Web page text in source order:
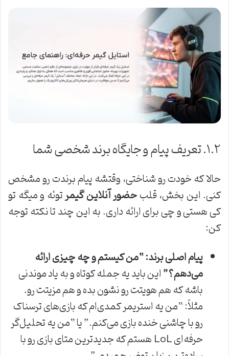
۱.۲. تعریف پیام و جایگاه برند شخصی شما
حالا که خودت رو شناختی، وقتشه پیام برندت رو مشخص
کنی. این بخش، قلبحضور آنلاین گیمرتوئه و میگه تو
کی هستی و چی برای ارائه داری. به این چند تا نکته توجه
کن:
پیام اصلی برند: “من کیستم و چه چیزی ارائه
می‌دهم؟”این باید یه جمله کوتاه و به یاد موندنی
باشه که هم هویتت رو نشون بده و هم مزیتت رو.
مثلاً: “من یه استریمر کمدی‌ام که بازی‌های ترسناک
رو با چاشنی خنده بازی می‌کنم.” یا “من یه تحلیل‌گر
حرفه‌ای LoL هستم که جدیدترین متای بازی رو با